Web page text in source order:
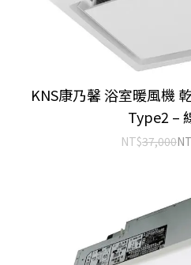
KNS康乃馨 浴室暖風機
Type2 –
NT$37,000